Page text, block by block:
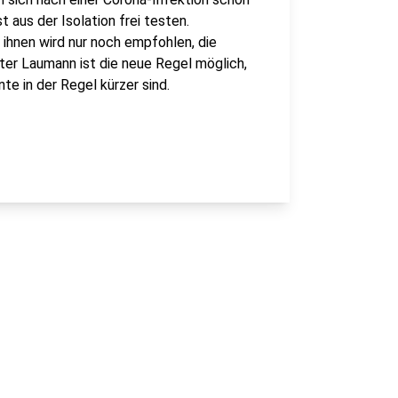
aus der Isolation frei testen.
wird nur noch empfohlen, die
Laumann ist die neue Regel möglich,
in der Regel kürzer sind.